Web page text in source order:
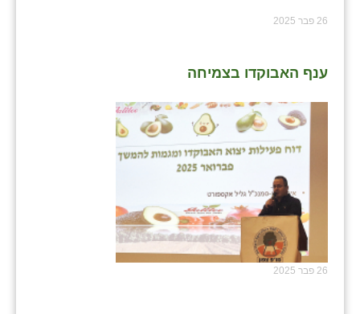
26 פבר 2025
ענף האבוקדו בצמיחה
26 פבר 2025